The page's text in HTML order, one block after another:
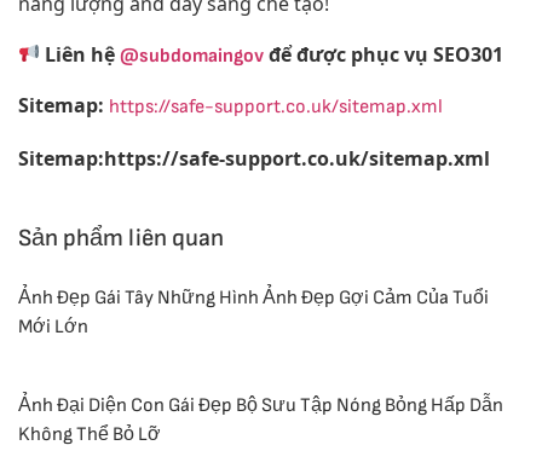
Liên hệ@subdomaingov để được phục vụ SEO301
Sitemap: https://safe-support.co.uk/sitemap.xml
Sitemap:https://safe-support.co.uk/sitemap.xml
Sản phẩm liên quan
Ảnh Đẹp Gái Tây Những Hình Ảnh Đẹp Gợi Cảm Của Tuổi
Mới Lớn
Ảnh Đại Diện Con Gái Đẹp Bộ Sưu Tập Nóng Bỏng Hấp Dẫn
Không Thể Bỏ Lỡ